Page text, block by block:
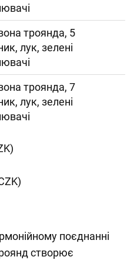
троянда, 5
лук, зелені
троянда, 7
лук, зелені
поєднанні
створює